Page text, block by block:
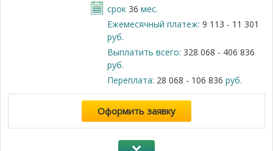
срок 36 мес.
Ежемесячный платеж: 9 113 - 11 301
руб.
Выплатить всего: 328 068 - 406 836
руб.
Переплата: 28 068 - 106 836 руб.
Оформить заявку